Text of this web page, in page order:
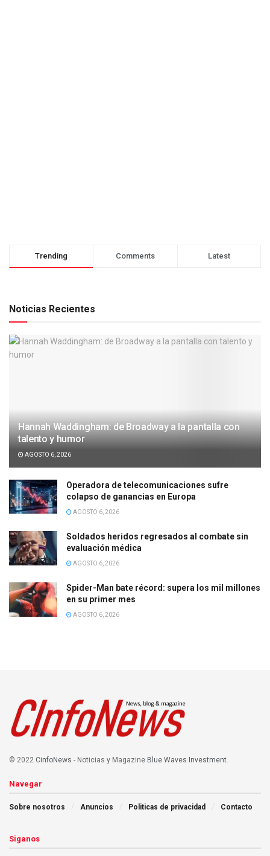
Trending Comments Latest
Noticias Recientes
Hannah Waddingham: de Broadway a la pantalla con
talento y humor
AGOSTO 6, 2026
Operadora de telecomunicaciones sufre
colapso de ganancias en Europa
AGOSTO 6, 2026
Soldados heridos regresados al combate sin
evaluación médica
AGOSTO 6, 2026
Spider-Man bate récord: supera los mil millones
en su primer mes
AGOSTO 6, 2026
© 2022 CinfoNews - Noticias y Magazine Blue Waves Investment.
Navegar
Sobre nosotros Anuncios Politicas de privacidad Contacto
Siganos